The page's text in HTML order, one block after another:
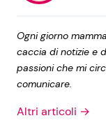
Ogni giorno
caccia di notizie e
passioni che mi
comunicare.
Altri articoli →